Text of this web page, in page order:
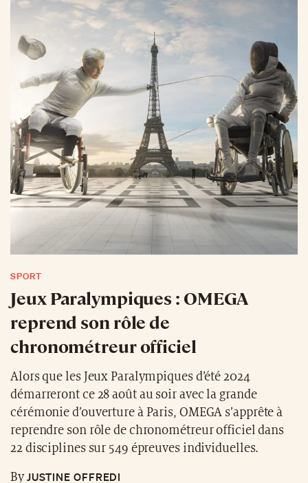
SPORT
Jeux Paralympiques : OMEGA
reprend son rôle de
chronométreur officiel
Alors que les Jeux Paralympiques d’été 2024
démarreront ce 28 août au soir avec la grande
cérémonie d’ouverture à Paris, OMEGA s’apprête à
reprendre son rôle de chronométreur officiel dans
22 disciplines sur 549 épreuves individuelles.
ByJUSTINE OFFREDI